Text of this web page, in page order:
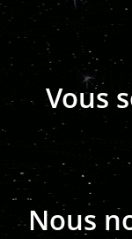
Vous
Nous